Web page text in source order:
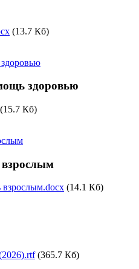
(13.7 Кб)
здоровью
(15.7 Кб)
взрослым.docx (14.1 Кб)
(365.7 Кб)